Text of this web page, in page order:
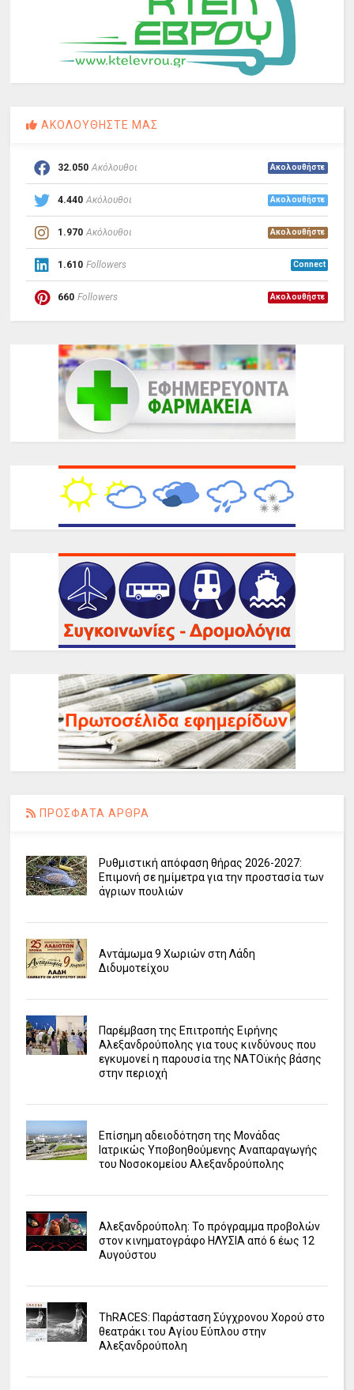
ΑΚΟΛΟΥΘΗΣΤΕ ΜΑΣ
32.050 Ακόλουθοι Ακολουθήστε
4.440 Ακόλουθοι Ακολουθήστε
1.970 Ακόλουθοι Ακολουθήστε
1.610 Followers Connect
660 Followers Ακολουθήστε
ΠΡΟΣΦΑΤΑ ΑΡΘΡΑ
Ρυθμιστική απόφαση θήρας 2026-2027:
Επιμονή σε ημίμετρα για την προστασία των
άγριων πουλιών
Αντάμωμα 9 Χωριών στη Λάδη
Διδυμοτείχου
Παρέμβαση της Επιτροπής Ειρήνης
Αλεξανδρούπολης για τους κινδύνους που
εγκυμονεί η παρουσία της ΝΑΤΟϊκής βάσης
στην περιοχή
Επίσημη αδειοδότηση της Μονάδας
Ιατρικώς Υποβοηθούμενης Αναπαραγωγής
του Νοσοκομείου Αλεξανδρούπολης
Αλεξανδρούπολη: Το πρόγραμμα προβολών
στον κινηματογράφο ΗΛΥΣΙΑ από 6 έως 12
Αυγούστου
ΤhRACES: Παράσταση Σύγχρονου Χορού στο
θεατράκι του Αγίου Εύπλου στην
Αλεξανδρούπολη